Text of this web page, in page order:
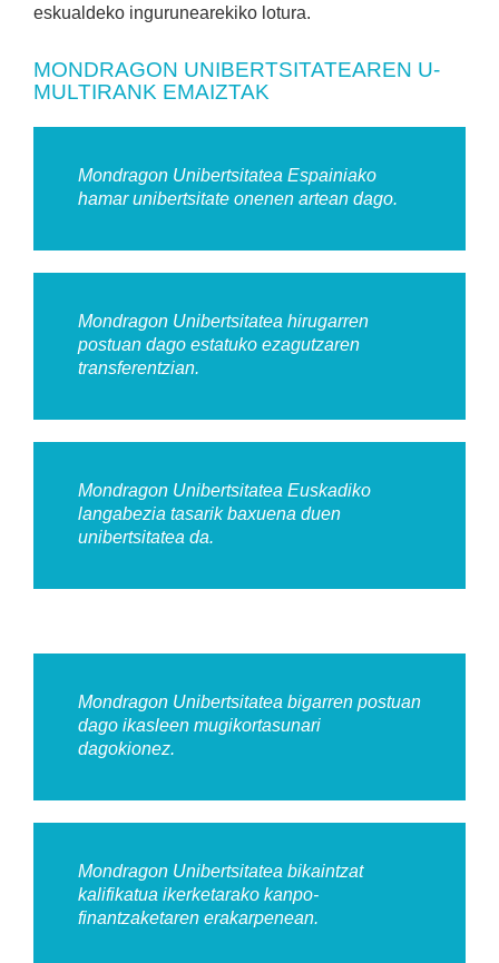
eskualdeko ingurunearekiko lotura.
MONDRAGON UNIBERTSITATEAREN U-
MULTIRANK EMAIZTAK
Mondragon Unibertsitatea Espainiako
hamar unibertsitate onenen artean dago.
Mondragon Unibertsitatea hirugarren
postuan dago estatuko ezagutzaren
transferentzian.
Mondragon Unibertsitatea Euskadiko
langabezia tasarik baxuena duen
unibertsitatea da.
Mondragon Unibertsitatea bigarren postuan
dago ikasleen mugikortasunari
dagokionez.
Mondragon Unibertsitatea bikaintzat
kalifikatua ikerketarako kanpo-
finantzaketaren erakarpenean.